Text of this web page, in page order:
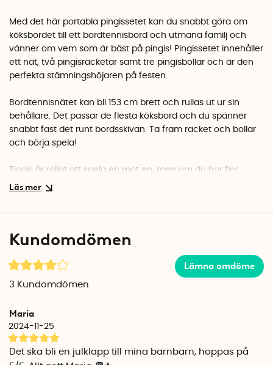
Med det här portabla pingissetet kan du snabbt göra om
köksbordet till ett bordtennisbord och utmana familj och
vänner om vem som är bäst på pingis! Pingissetet innehåller
ett nät, två pingisracketar samt tre pingisbollar och är den
perfekta stämningshöjaren på festen.
Bordtennisnätet kan bli 153 cm brett och rullas ut ur sin
behållare. Det passar de flesta köksbord och du spänner
snabbt fast det runt bordsskivan. Ta fram racket och bollar
och börja spela!
Pingis är roligt att spela en mot en, men om du har fler
rackets hemma kan ni även spela rundpingis som är en
Fjädern som finns inuti rullen där nätet sitter ser till att nätet
fjädern att nätet rullas in automatiskt.
i present.
Innehåll:
1 st pingisnät
Kundomdömen
Lämna omdöme
3 Kundomdömen
Maria
2024-11-25
Det ska bli en julklapp till mina barnbarn, hoppas på